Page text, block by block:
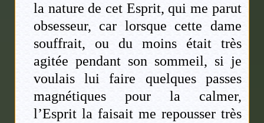
la nature de cet Esprit, qui me parut
obsesseur, car lorsque cette dame
souffrait, ou du moins était très
agitée pendant son sommeil, si je
voulais lui faire quelques passes
magnétiques pour la calmer,
l’Esprit la faisait me repousser très